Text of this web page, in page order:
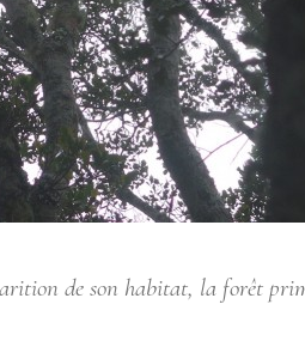
de son habitat, la forêt